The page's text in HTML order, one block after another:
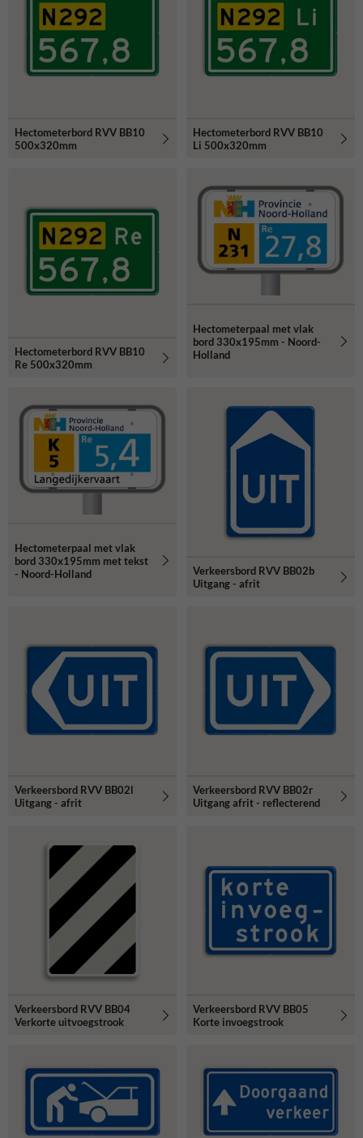
Hectometerbord RVV BB10
500x320mm
Hectometerbord RVV BB10
Li 500x320mm
Hectometerbord RVV BB10
Re 500x320mm
Hectometerpaal met vlak
bord 330x195mm - Noord-
Holland
Hectometerpaal met vlak
bord 330x195mm met tekst
- Noord-Holland
Verkeersbord RVV BB02b
Uitgang - afrit
Verkeersbord RVV BB02l
Uitgang - afrit
Verkeersbord RVV BB02r
Uitgang afrit - reflecterend
Verkeersbord RVV BB04
Verkorte uitvoegstrook
Verkeersbord RVV BB05
Korte invoegstrook